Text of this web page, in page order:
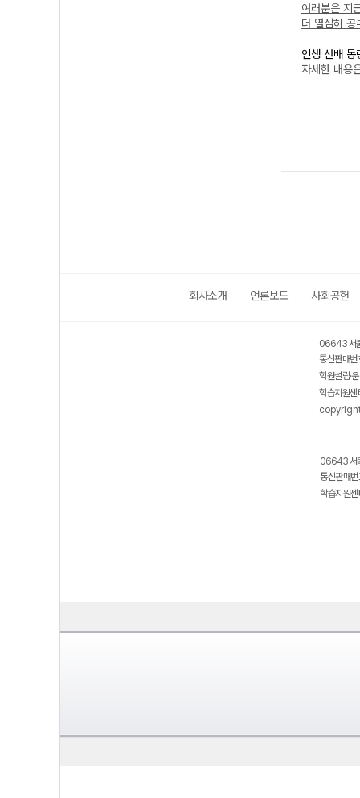
여러분은 지
더 열심히 공
인생 선배 동
자세한 내용
회사소개 언론보도 사회공헌
06643 서
통신판매
학원설립·
학습지원
06643 서
통신판매
학습지원